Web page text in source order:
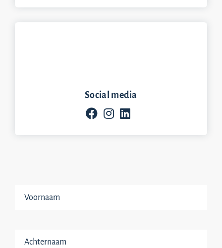
Social media